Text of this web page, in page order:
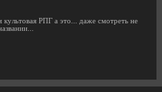
РПГ а это... даже смотреть не